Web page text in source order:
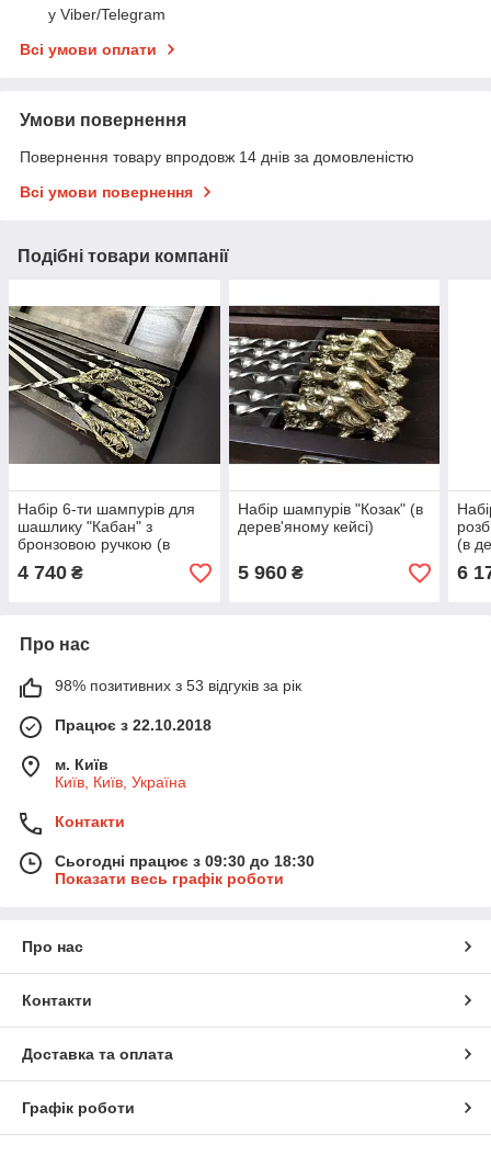
у Viber/Telegram
Всі умови оплати
Умови повернення
Повернення товару впродовж 14 днів за домовленістю
Всі умови повернення
Подібні товари компанії
Набір 6-ти шампурів для
шашлику "Кабан" з
бронзовою ручкою (в
дерев'яному кейсі)
4 740 ₴
Набір шампурів "Козак" (в
дерев'яному кейсі)
5 960₴
(в
6
Про нас
98% позитивних з 53 відгуків за рік
Працює з 22.10.2018
м. Київ
Київ, Київ, Україна
Контакти
Сьогодні працює з 09:30 до 18:30
Показати весь графік роботи
Про нас
Контакти
Доставка та оплата
Графік роботи